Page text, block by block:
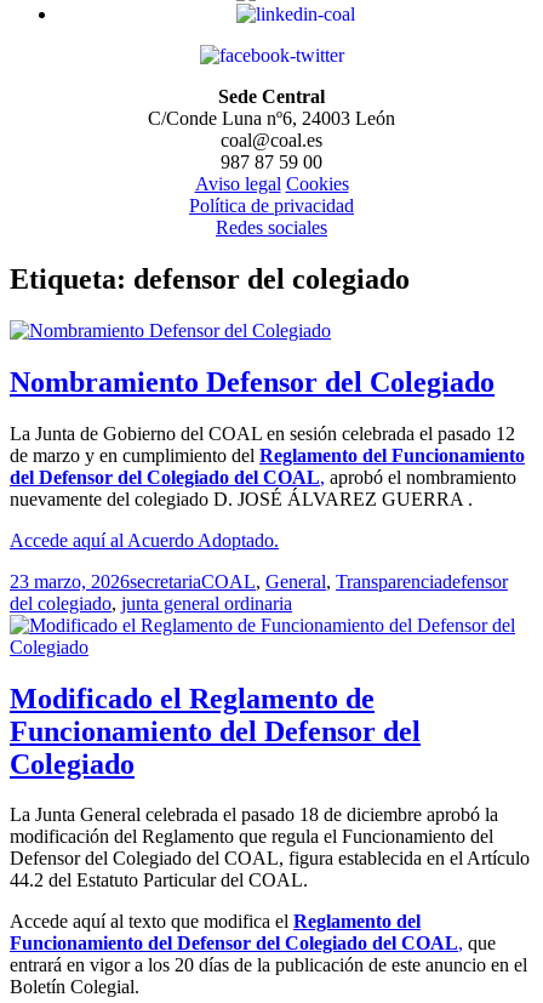
Sede Central
C/Conde Luna nº6, 24003 León
coal@coal.es
987 87 59 00
Aviso legal Cookies
Política de privacidad
Redes sociales
Etiqueta: defensor del colegiado
Nombramiento Defensor del Colegiado
La Junta de Gobierno del COAL en sesión celebrada el pasado 12
de marzo y en cumplimiento del Reglamento del Funcionamiento
del Defensor del Colegiado del COAL, aprobó el nombramiento
nuevamente del colegiado D. JOSÉ ÁLVAREZ GUERRA .
Accede aquí al Acuerdo Adoptado.
Publicado
el
23 marzo, 2026Autor
secretariaCategorías
COAL, General, TransparenciaEtiquetas
defensor
del colegiado, junta general ordinaria
Modificado el Reglamento de
Funcionamiento del Defensor del
Colegiado
La Junta General celebrada el pasado 18 de diciembre aprobó la
modificación del Reglamento que regula el Funcionamiento del
Defensor del Colegiado del COAL, figura establecida en el Artículo
44.2 del Estatuto Particular del COAL.
Accede aquí al texto que modifica el Reglamento del
Funcionamiento del Defensor del Colegiado del COAL, que
entrará en vigor a los 20 días de la publicación de este anuncio en el
Boletín Colegial.